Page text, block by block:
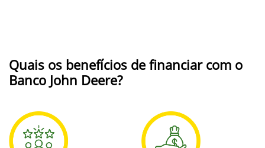
Quais os benefícios de financiar com o
Banco John Deere?